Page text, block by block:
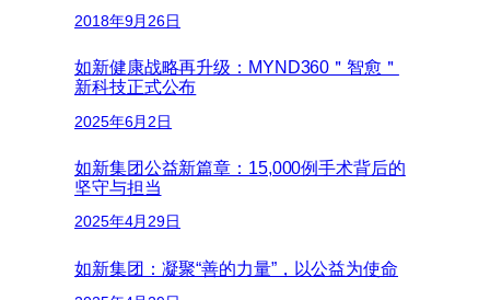
2018年9月26日
如新健康战略再升级：MYND360＂智愈＂
新科技正式公布
2025年6月2日
如新集团公益新篇章：15,000例手术背后的
坚守与担当
2025年4月29日
如新集团：凝聚“善的力量”，以公益为使命